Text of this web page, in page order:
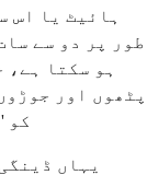
ہائیٹ یا اس
طور پر دو سے
ہو سکتا ہے،
پٹھوں اور
کو
یہاں